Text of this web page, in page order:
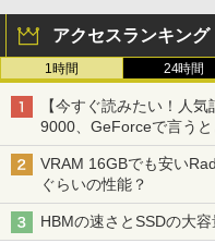
アクセスランキング
1時間 24時間
【今すぐ読みたい！人
9000、GeForceで言う
VRAM 16GBでも安い
ぐらいの性能？
HBMの速さとSSDの大